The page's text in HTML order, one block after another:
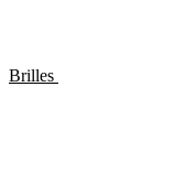
Brilles